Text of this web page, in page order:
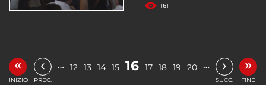
161
«
INIZIO
‹
PREC.
… 12 13 14 15 16 17 18 19 20 … ›
SUCC.
»
FINE